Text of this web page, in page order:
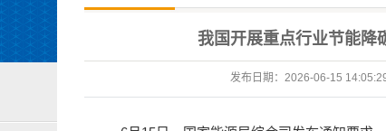
我国开展重点行业节能降
发布日期： 2026-06-15